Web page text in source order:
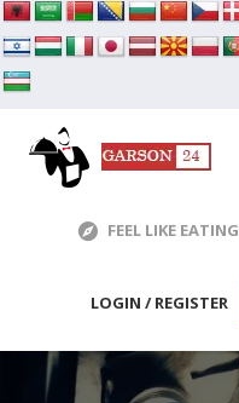
FEEL LIKE EATING
LOGIN / REGISTER